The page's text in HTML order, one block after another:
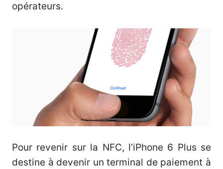
opérateurs.
Pour revenir sur la NFC, l’iPhone 6 Plus se
destine à devenir un terminal de paiement à